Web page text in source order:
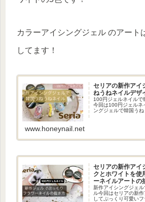
カラーアイシングジェル のアート
してます！
セリアの新作アイ
ねうねネイルデザ
100円ジェルネイルで
今回は100円ジェルネ
ングジェルで韓国うね
www.honeynail.net
セリアの新作アイ
クとホワイトを使
ーネイルアートの
新作アイシングジェ
ル今回はセリアの新
してぷっくり可愛い